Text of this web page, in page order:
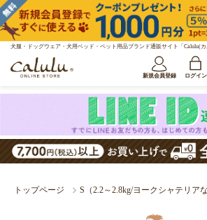
犬服・ドッグウェア・犬用ベッド・ペット用品ブランド通販サイト「Calulu(カ
新規会員登録 ログイン
トップページ S（2.2～2.8kg/ヨークシャテリアな